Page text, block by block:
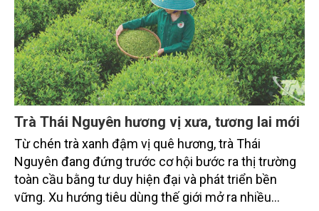
Trà Thái Nguyên hương vị xưa, tương lai mới
Từ chén trà xanh đậm vị quê hương, trà Thái
Nguyên đang đứng trước cơ hội bước ra thị trường
toàn cầu bằng tư duy hiện đại và phát triển bền
vững. Xu hướng tiêu dùng thế giới mở ra nhiều